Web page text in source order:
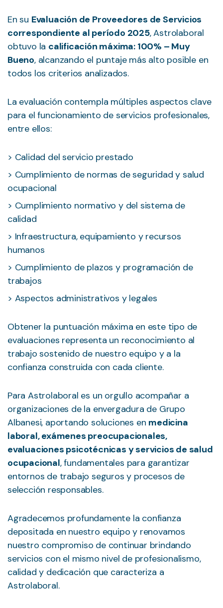
En su Evaluación de Proveedores de Servicios
correspondiente al período 2025, Astrolaboral
obtuvo la calificación máxima: 100% – Muy
Bueno, alcanzando el puntaje más alto posible en
todos los criterios analizados.
La evaluación contempla múltiples aspectos clave
para el funcionamiento de servicios profesionales,
entre ellos:
Calidad del servicio prestado
Cumplimiento de normas de seguridad y salud
ocupacional
Cumplimiento normativo y del sistema de
calidad
Infraestructura, equipamiento y recursos
humanos
Cumplimiento de plazos y programación de
trabajos
Aspectos administrativos y legales
Obtener la puntuación máxima en este tipo de
evaluaciones representa un reconocimiento al
trabajo sostenido de nuestro equipo y a la
confianza construida con cada cliente.
Para Astrolaboral es un orgullo acompañar a
organizaciones de la envergadura de Grupo
Albanesi, aportando soluciones en medicina
laboral, exámenes preocupacionales,
evaluaciones psicotécnicas y servicios de salud
ocupacional, fundamentales para garantizar
entornos de trabajo seguros y procesos de
selección responsables.
Agradecemos profundamente la confianza
depositada en nuestro equipo y renovamos
nuestro compromiso de continuar brindando
servicios con el mismo nivel de profesionalismo,
calidad y dedicación que caracteriza a
Astrolaboral.